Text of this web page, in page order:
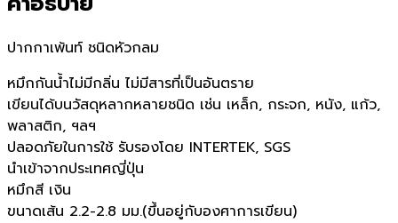
ปากกาเพ้นท์ ชนิดหัวกลม
หมึกกันน้ำไม่มีกลิ่น ไม่มีสารที่เป็นอันตราย
เขียนได้บนวัสดุหลากหลายชนิด เช่น เหล็ก, กระจก, หนัง, แก้ว,
พลาสติก, ฯลฯ
ปลอดภัยในการใช้ รับรองโดย INTERTEK, SGS
นำเข้าจากประเทศญี่ปุ่น
หมึกสี เงิน
ขนาดเส้น 2.2-2.8 มม.(ขึ้นอยู่กับองศาการเขียน)